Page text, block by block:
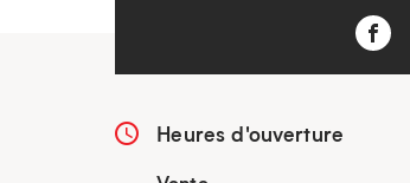
Heures d'ouverture